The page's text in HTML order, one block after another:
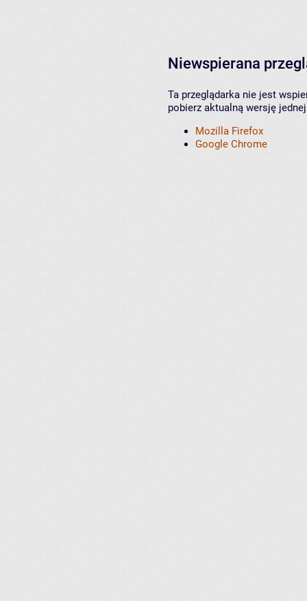
Niewspierana
Ta przeglądarka nie jest
pobierz aktualną wersję
Mozilla Firefox
Google Chrome